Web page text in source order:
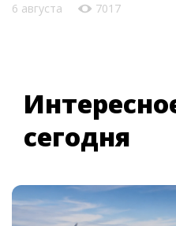
6 августа 7017
сегодня